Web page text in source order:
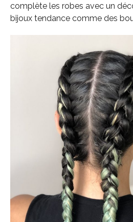
complète les robes avec un
bijoux tendance comme des